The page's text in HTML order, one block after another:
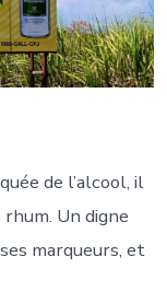
de l’alcool, il
rhum. Un digne
marqueurs, et